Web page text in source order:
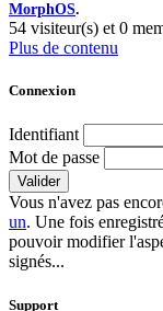
MorphOS.
54 visiteur(s) et 0
Plus de contenu
Connexion
Identifiant
Mot de passe
Valider
Vous n'avez pas
un. Une fois
pouvoir modifier
signés...
Support